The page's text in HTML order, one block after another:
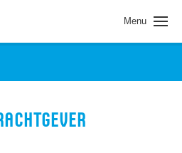
Menu